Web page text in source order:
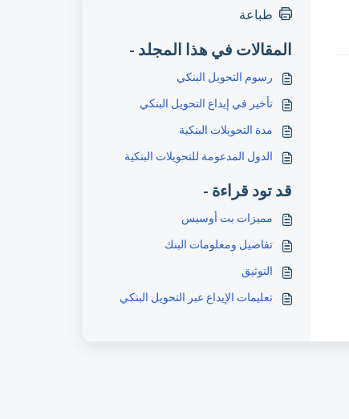
طباعة
المقالات في هذا المجلد -
رسوم التحويل البنكي
تأخير في إيداع التحويل البنكي
مدة التحويلات البنكية
الدول المدعومة للتحويلات البنكية
قد تود قراءة -
مميزات بت أوسيس
تفاصيل ومعلومات البنك
التوثيق
تعليمات الإيداع عبر التحويل البنكي